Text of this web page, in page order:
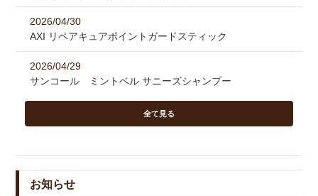
2026/04/30
AXI リペアキュアポイントガードスティック
2026/04/29
サンコール ミントベル サニーズシャンプー
全て見る
お知らせ